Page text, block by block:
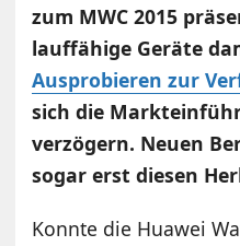
zum MWC 2015
lauffähige Geräte
Ausprobieren zur
sich die
verzögern. Neuen
sogar erst diesen
Konnte die Huawei